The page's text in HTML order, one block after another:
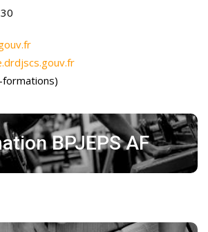
BPJEPS AF
savoir plus